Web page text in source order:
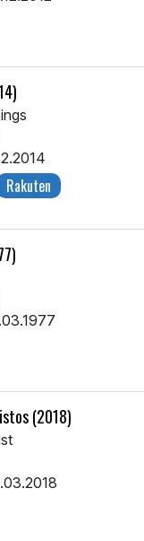
Rakuten
(2018)